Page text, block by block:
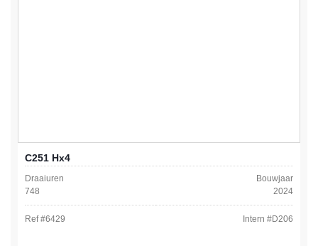
C251 Hx4
Draaiuren
748
Bouwjaar
2024
Ref #6429 Intern #D206